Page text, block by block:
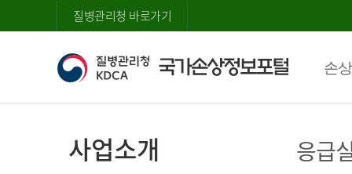
질병관리청 바로가기
손
사업소개 응급